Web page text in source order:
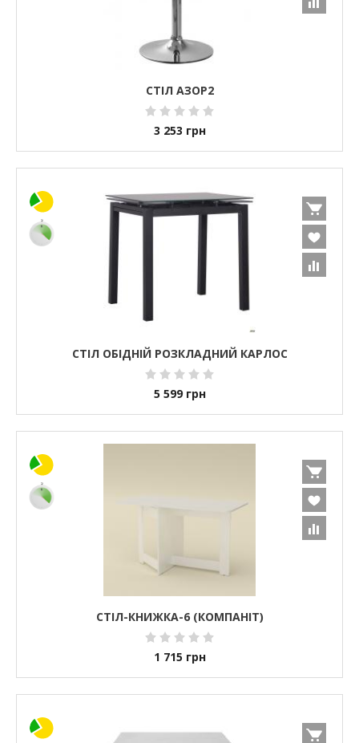
СТІЛ АЗОР2
3 253 грн
СТІЛ ОБІДНІЙ РОЗКЛАДНИЙ КАРЛОС
5 599 грн
СТІЛ-КНИЖКА-6 (КОМПАНІТ)
1 715 грн